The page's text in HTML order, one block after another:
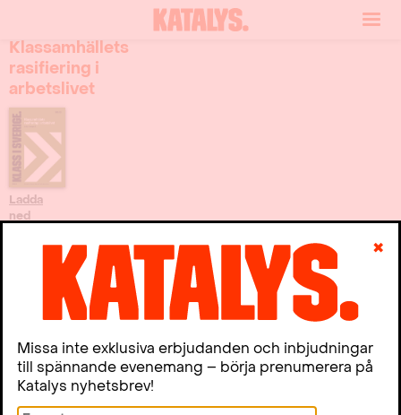
Klassamhällets
rasifiering i
arbetslivet
Ladda
ned
I Katalys no. 53 analyserar forskare
Anders Neergaard rasifieringen av
säga hur klass vävs samman med
ojämlikhet grundat på människors
födelseland och utseende. Han
✖
Missa inte exklusiva erbjudanden och inbjudningar
till spännande evenemang – börja prenumerera på
Katalys nyhetsbrev!